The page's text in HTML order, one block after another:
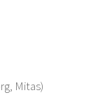
Mitas)